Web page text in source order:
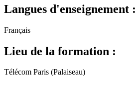
Langues d'enseignement :
Français
Lieu de la formation :
Télécom Paris (Palaiseau)